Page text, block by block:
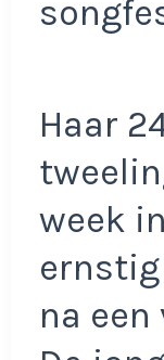
Haar
week
na